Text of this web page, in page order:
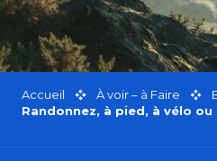
Accueil À voir – à Faire
Randonnez, à pied, à vélo ou